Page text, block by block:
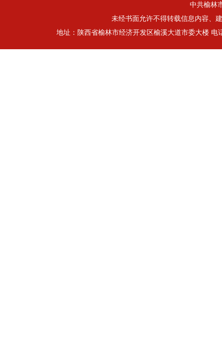
中共榆林
未经书面允许不得转载信息内容、
地址：陕西省榆林市经济开发区榆溪大道市委大楼